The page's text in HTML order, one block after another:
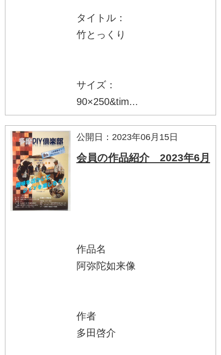
タイトル：
竹とっくり
サイズ：
90×250&tim...
公開日：2023年06月15日
会員の作品紹介 2023年6月
作品名
阿弥陀如来像
作者
多田啓介